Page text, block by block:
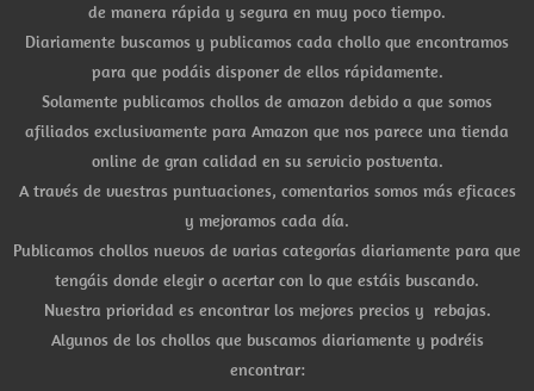
de manera rápida y segura en muy poco tiempo.
Diariamente buscamos y publicamos cada chollo que encontramos
para que podáis disponer de ellos rápidamente.
Solamente publicamos chollos de amazon debido a que somos
afiliados exclusivamente para Amazon que nos parece una tienda
online de gran calidad en su servicio postventa.
A través de vuestras puntuaciones, comentarios somos más eficaces
y mejoramos cada día.
Publicamos chollos nuevos de varias categorías diariamente para que
tengáis donde elegir o acertar con lo que estáis buscando.
Nuestra prioridad es encontrar los mejores precios y rebajas.
Algunos de los chollos que buscamos diariamente y podréis
encontrar: